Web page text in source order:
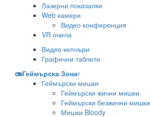
Лазерни показалки
Web камери
Видео конференция
VR очила
Видео кепчъри
Графични таблети
Геймърска Зона
Геймърски мишки
Геймърски жични мишки
Геймърски безжични мишки
Мишки Bloody